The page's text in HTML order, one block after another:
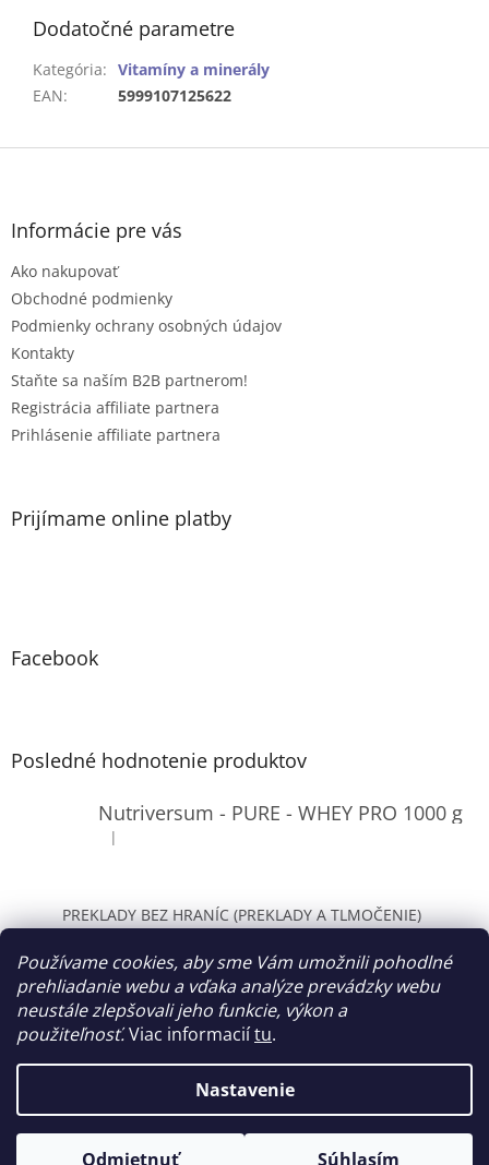
Používame cookies, aby sme Vám umožnili pohodlné
prehliadanie webu a vďaka analýze prevádzky webu
neustále zlepšovali jeho funkcie, výkon a
použiteľnosť.Viac informaciítu.
Nastavenie
Odmietnuť Súhlasím
Dodatočné parametre
Kategória: Vitamíny a minerály
EAN: 5999107125622
Z
Informácie pre vás
Ako nakupovať
Obchodné podmienky
Podmienky ochrany osobných údajov
Kontakty
Staňte sa naším B2B partnerom!
Registrácia affiliate partnera
Prihlásenie affiliate partnera
Prijímame online platby
Facebook
Posledné hodnotenie produktov
Nutriversum - PURE - WHEY PRO 1000 g
Hodnotenie produktu je 4 z 5 hviezdičiek.
|
PREKLADY BEZ HRANÍC (PREKLADY A TLMOČENIE)
WOLT Bratislava
Copyright 2026NURMEA. Všetky práva vyhradené.Upraviť